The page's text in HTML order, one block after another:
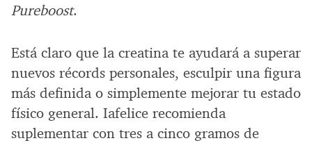
Pureboost.
Está claro que la creatina te ayudará a superar
nuevos récords personales, esculpir una figura
más definida o simplemente mejorar tu estado
físico general. Iafelice recomienda
suplementar con tres a cinco gramos de